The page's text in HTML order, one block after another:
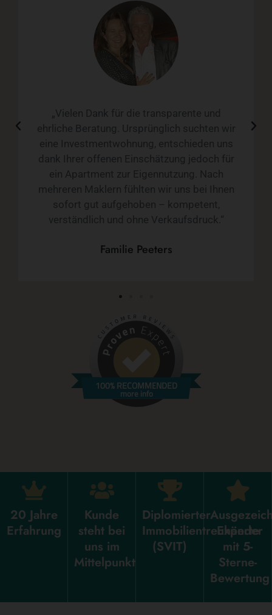
„Vielen Dank für die transparente und
ehrliche Beratung. Ursprünglich suchten wir
eine Investmentwohnung, entschieden uns
dank Ihrer offenen Einschätzung jedoch für
ein Apartment zur Eigennutzung. Nach
mehreren Maklern fühlten wir uns bei Ihnen
sofort gut aufgehoben – kompetent,
verständlich und ohne Verkaufsdruck.“
Familie Peeters
100% RECOMMENDED
more info
20 Jahre
Erfahrung
Kunde
steht bei
uns im
Mittelpunkt
Diplomierter
Immobilientreuhänder
(SVIT)
Experte
mit 5-
Sterne-
Bewertung